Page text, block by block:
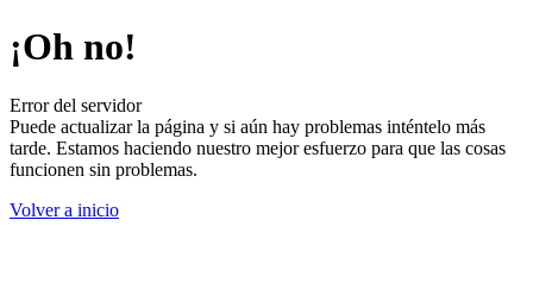
¡Oh no!
Error del servidor
Puede actualizar la página y si aún hay problemas inténtelo más
tarde. Estamos haciendo nuestro mejor esfuerzo para que las cosas
funcionen sin problemas.
Volver a inicio